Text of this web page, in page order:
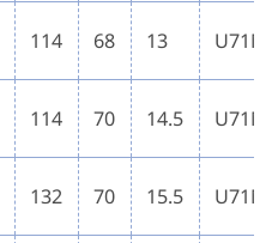
114 68 13
114 70 14.5
132 70 15.5